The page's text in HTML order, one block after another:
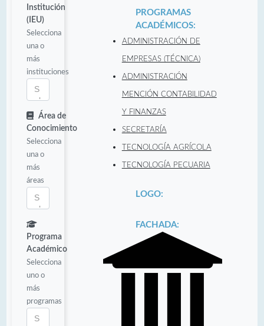
Institución
(IEU)
Selecciona
una o
más
instituciones
Área de
Conocimiento
Selecciona
una o
más
áreas
Programa
Académico
Selecciona
uno o
más
programas
PROGRAMAS
ACADÉMICOS:
ADMINISTRACIÓN DE
EMPRESAS (TÉCNICA)
ADMINISTRACIÓN
MENCIÓN CONTABILIDAD
Y FINANZAS
SECRETARÍA
TECNOLOGÍA AGRÍCOLA
TECNOLOGÍA PECUARIA
LOGO:
FACHADA: